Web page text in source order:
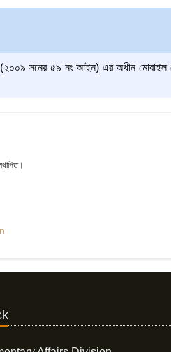
(২০০৯ সনের ৫৯ নং আইন) এর অধীন মোবাইল